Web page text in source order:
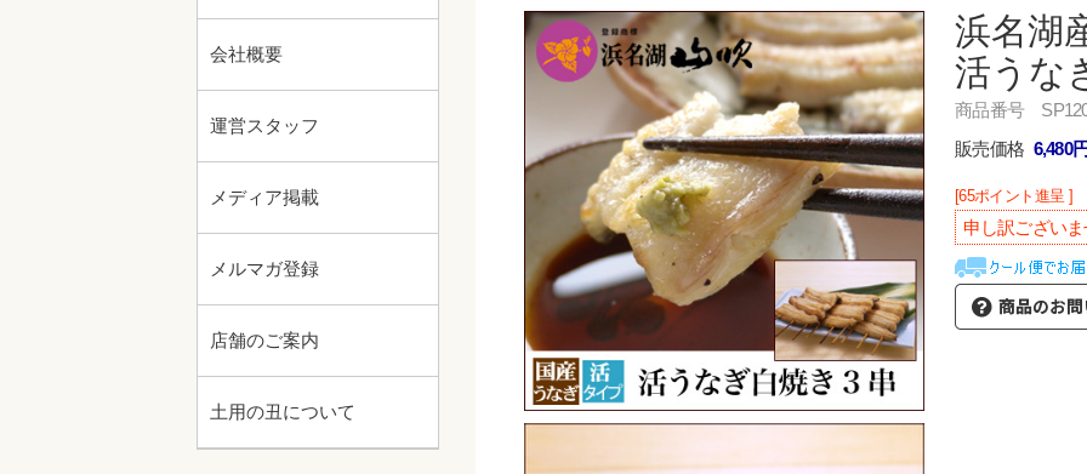
会社概要
運営スタッフ
メディア掲載
メルマガ登録
店舗のご案内
土用の丑について
浜名湖
活うな
商品番号
販売価格 6,480
[65ポイント進呈 ]
申し訳ござい